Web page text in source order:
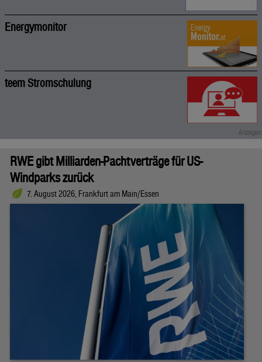
Energymonitor
teem Stromschulung
RWE gibt Milliarden-Pachtverträge für US-
Windparks zurück
7. August 2026, Frankfurt am Main/Essen